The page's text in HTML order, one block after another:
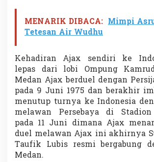
MENARIK DIBACA: Mimpi
Tetesan Air Wudhu
Kehadiran Ajax sendiri ke
lepas dari lobi Ompung
Medan Ajax berduel dengan
pada 9 Juni 1975 dan berakhir
menutup turnya ke Indonesia
melawan Persebaya di Stadion
pada 11 Juni dimana Ajax
duel melawan Ajax ini akhirnya
Taufik Lubis resmi bergabung
Medan.